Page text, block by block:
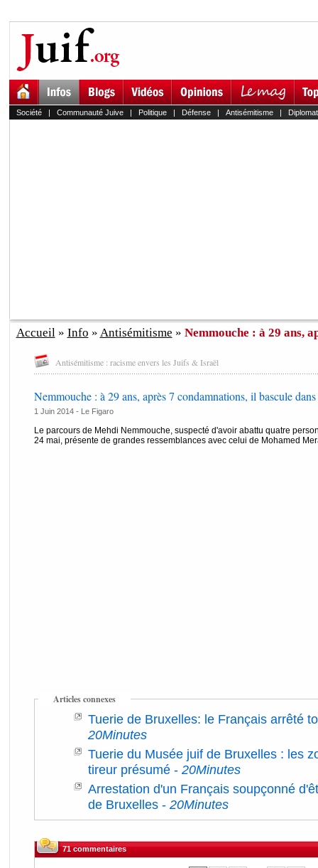
Société| Communauté Juive| Politique| Défense| Antisémitisme|
Accueil» Info » Antisémitisme » Nemmouche : à 29 ans,
Antisémitisme : racisme envers les Juifs & Israël
Nemmouche : à 29 ans, après 7 condamnations, il bascule
1 Juin 2014 - Le Figaro
Le parcours de Mehdi Nemmouche, suspecté d'avoir abattu quatre
24 mai, présente de grandes ressemblances avec celui de Mohamed
Articles connexes
Tuerie de Bruxelles: le Français arrêté
20Minutes
Tuerie du Musée juif de Bruxelles : les
tireur présumé- 20Minutes
Arrestation d'un Français soupçonné
de Bruxelles- 20Minutes
71 commentaires